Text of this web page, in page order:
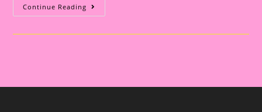
Continue Reading Ideia
Para